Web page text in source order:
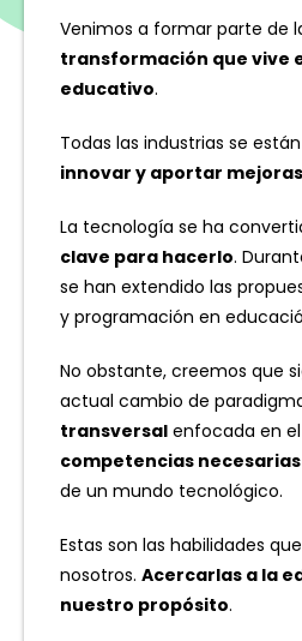
Venimos a formar parte de
transformación que vive
educativo.
Todas las industrias se
innovar y aportar
La tecnología se ha
clave para hacerlo.
se han extendido las
y programación en
No obstante, creemos que
actual cambio de
transversal enfocada en
competencias
de un mundo tecnológico.
Estas son las habilidades
nosotros. Acercarlas a la
nuestro propósito.